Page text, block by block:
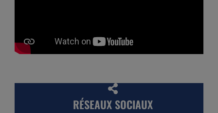
RÉSEAUX SOCIAUX